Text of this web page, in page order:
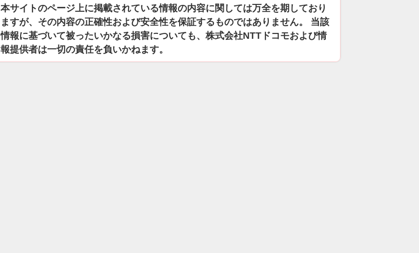
本サイトのページ上に掲載されている情報の内容に関しては万全を期しており
ますが、その内容の正確性および安全性を保証するものではありません。 当該
情報に基づいて被ったいかなる損害についても、株式会社NTTドコモおよび情
報提供者は一切の責任を負いかねます。